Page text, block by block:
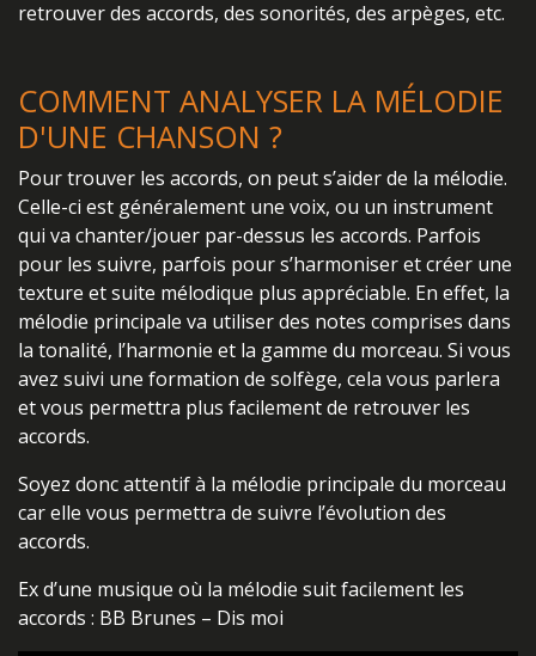
retrouver des accords, des sonorités, des arpèges, etc.
COMMENT ANALYSER LA MÉLODIE
D'UNE CHANSON ?
Pour trouver les accords, on peut s’aider de la mélodie.
Celle-ci est généralement une voix, ou un instrument
qui va chanter/jouer par-dessus les accords. Parfois
pour les suivre, parfois pour s’harmoniser et créer une
texture et suite mélodique plus appréciable. En effet, la
mélodie principale va utiliser des notes comprises dans
la tonalité, l’harmonie et la gamme du morceau. Si vous
avez suivi une formation de solfège, cela vous parlera
et vous permettra plus facilement de retrouver les
accords.
Soyez donc attentif à la mélodie principale du morceau
car elle vous permettra de suivre l’évolution des
accords.
Ex d’une musique où la mélodie suit facilement les
accords : BB Brunes – Dis moi